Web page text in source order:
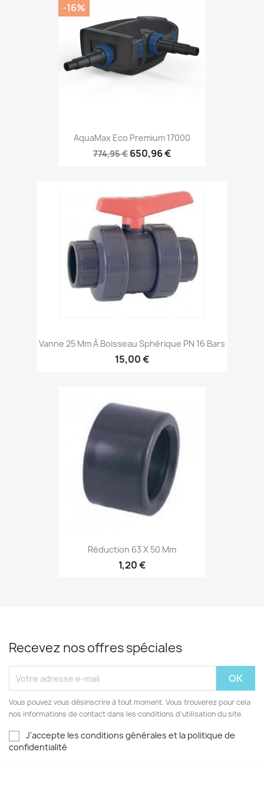
AquaMax Eco Premium 17000
774,95 € 650,96 €
-16%
Vanne 25 Mm À Boisseau Sphérique PN 16 Bars
15,00 €
Réduction 63 X 50 Mm
1,20 €
Recevez nos offres spéciales
Vous pouvez vous désinscrire à tout moment. Vous trouverez pour cela
nos informations de contact dans les conditions d'utilisation du site.
J'accepte les conditions générales et la politique de
confidentialité